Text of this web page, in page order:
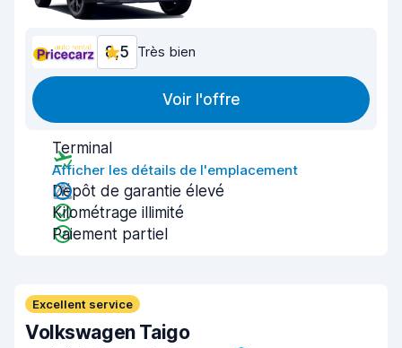
8,5 Très bien
Voir l'offre
Terminal
Afficher les détails de l'emplacement
Dépôt de garantie élevé
Kilométrage illimité
Paiement partiel
Excellent service
Volkswagen Taigo